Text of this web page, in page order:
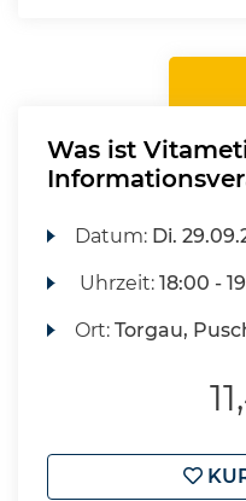
Was ist
Datum: Di.
Uhrzeit:18:00 -
Ort:Torgau,